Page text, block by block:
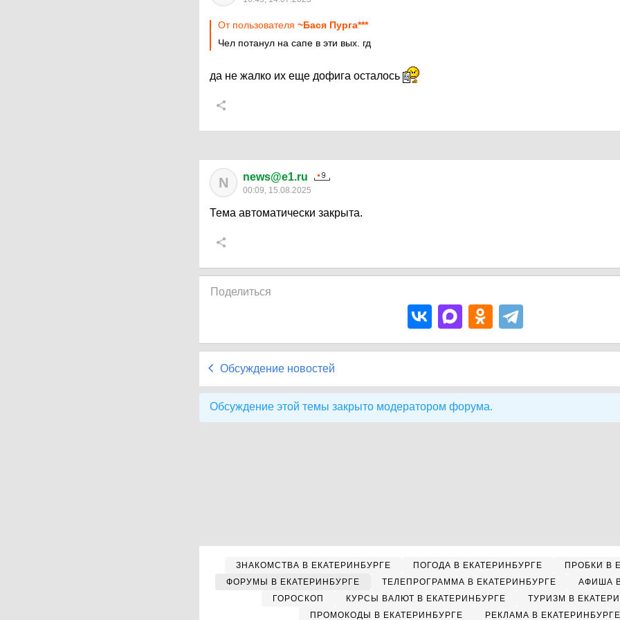
От пользователя ~Бася Пурга***
Чел потанул на сапе в эти вых. гд
да не жалко их еще дофига осталось
N news@e1.ru
00:09, 15.08.2025
Тема автоматически закрыта.
Поделиться
Обсуждение новостей
Обсуждение этой темы закрыто модератором форума.
ЗНАКОМСТВА В ЕКАТЕРИНБУРГЕ ПОГОДА В ЕКАТЕРИНБУРГЕ
ПРОБКИ В
ФОРУМЫ В ЕКАТЕРИНБУРГЕ
ТЕЛЕПРОГРАММА В ЕКАТЕРИНБУРГЕ
АФИША
ГОРОСКОП
КУРСЫ ВАЛЮТ В ЕКАТЕРИНБУРГЕ
ТУРИЗМ В
ПРОМОКОДЫ В ЕКАТЕРИНБУРГЕ
РЕКЛАМА В ЕКАТЕРИНБУРГЕ